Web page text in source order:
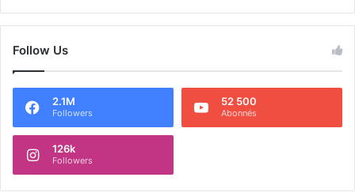
Follow Us
2.1M
Followers
52 500
Abonnés
126k
Followers